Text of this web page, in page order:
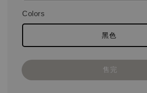
Colors
黑色
售完